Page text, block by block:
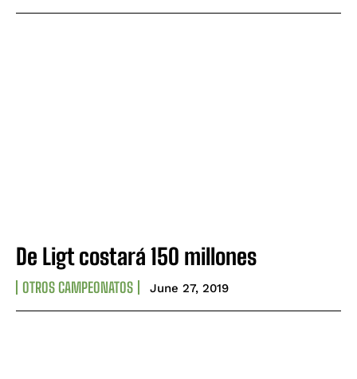
De Ligt costará 150 millones
OTROS CAMPEONATOS June 27, 2019